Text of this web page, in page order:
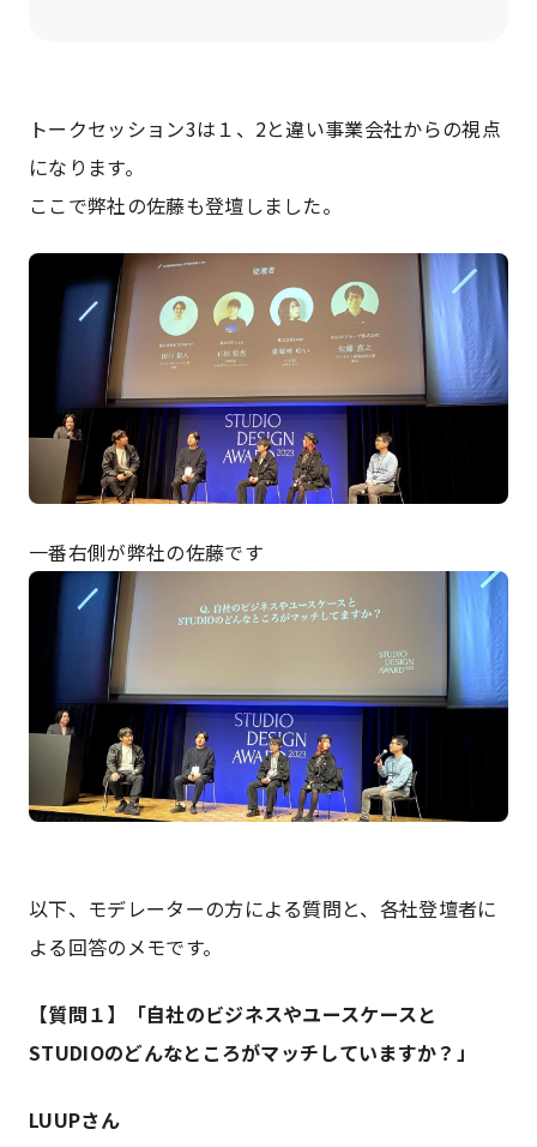
トークセッション3は１、2と違い事業会社からの視点
になります。
ここで弊社の佐藤も登壇しました。
一番右側が弊社の佐藤です
以下、モデレーターの方による質問と、各社登壇者に
よる回答のメモです。
【質問１】「自社のビジネスやユースケースと
STUDIOのどんなところがマッチしていますか？」
LUUPさん